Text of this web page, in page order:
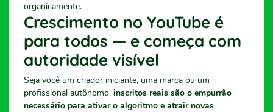
organicamente.
Crescimento no YouTube é
para todos — e começa com
autoridade visível
Seja você um criador iniciante, uma marca ou um
profissional autônomo, inscritos reais são o empurrão
necessário para ativar o algoritmo e atrair novas